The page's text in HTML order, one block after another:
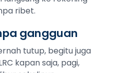
ribet.
gangguan
tutup, begitu juga
kapan saja, pagi,